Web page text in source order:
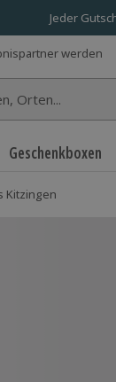
Jeder
werden
Geschenkboxen
Kitzingen